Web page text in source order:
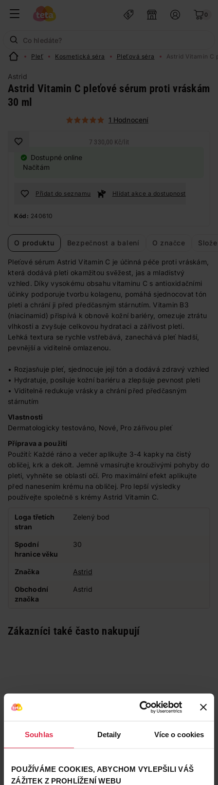
Souhlas Detaily Více o cookies
POUŽÍVÁME COOKIES, ABYCHOM VYLEPŠILI VÁŠ
ZÁŽITEK Z PROHLÍŽENÍ WEBU
0
Pleť Kosmetická séra Pleťová séra Astrid Vitamin C
Astrid
Astrid Vitamin C pleťové sérum proti vráskám
30 ml
1 Hodnocení
7 330,00 Kč/ lit
Dostupné online
Načítám
Přidat do seznamu Hlídat akce a dostupnost
Kód: 240610
O produktu Bezpečnost a balení O značce
Pleťové sérum Astrid Vitamin C je účinná péče proti vráskám,
která dodává pleti okamžitou svěžest, jas a mladistvý
vzhled. Díky vysokému obsahu vitaminu C s antioxidačními
účinky podporuje tvorbu kolagenu, pomáhá sjednocovat tón
pleti a chrání ji před předčasným stárnutím. Vitamin B3
(niacinamid) přispívá k obnově kožní bariéry, omezuje ztrátu
vlhkosti a zvyšuje celkovou hydrataci a zářivost pleti.
Lehká textura se rychle vstřebává, zanechává pleť hladší,
pevnější a viditelně omlazenou.
• Rozjasňuje pleť, sjednocuje její tón a dodává zdravý vzhled
• Hydratuje, posiluje kožní bariéru a zlepšuje pevnost pleti
• Viditelně redukuje vrásky a chrání před předčasným
stárnutím
Vlastnosti
Dermatologicky testováno, Nové, Pro zářivou pleť
Příprava a použití
Použití: Každé ráno a večer aplikujte 3-4 kapky na čistý
obličej, krk a dekolt. Jemně vmasírujte krouživými pohyby do
pleti, vyhněte se oblasti očí. Pro maximální efekt aplikujte
před nanesením krému na obličej. Pro lepší výsledky
používejte společně s krémy Astrid Vitamin C.
Loga třetích
stran
Zelený bod
Spodní
hranice věku
30
Značka Astrid
Obchodní
značka
Astrid
Zákazníci také často nakupují